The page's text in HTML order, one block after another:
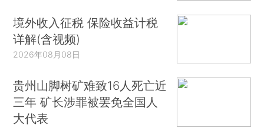
境外收入征税 保险收益计税
详解(含视频)
2026年08月08日
贵州山脚树矿难致16人死亡近
三年 矿长涉罪被罢免全国人
大代表